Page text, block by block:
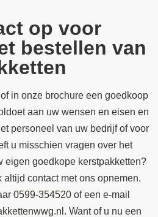
op voor
bestellen van
in onze brochure een goedkoop
aan uw wensen en eisen en
personeel van uw bedrijf of voor
u misschien vragen over het
eigen goedkope kerstpakketten?
contact met ons opnemen.
0599-354520 of een e-mail
. Want of u nu een